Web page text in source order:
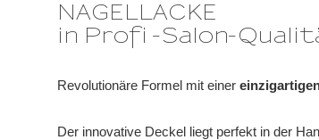
NAGELLACKE
in Profi -Salon-
Revolutionäre Formel mit einer
Der innovative Deckel liegt perfekt in der